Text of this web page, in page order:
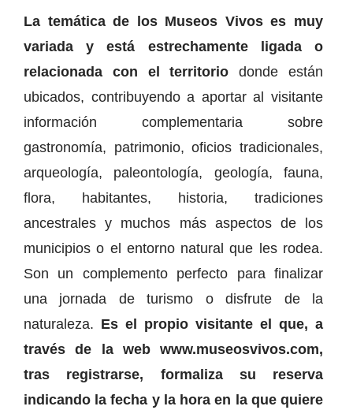
La temática de los Museos Vivos es muy
variada y está estrechamente ligada o
relacionada con el territoriodonde están
ubicados, contribuyendo a aportar al visitante
información complementaria sobre
gastronomía, patrimonio, oficios tradicionales,
arqueología, paleontología, geología, fauna,
flora, habitantes, historia, tradiciones
ancestrales y muchos más aspectos de los
municipios o el entorno natural que les rodea.
Son un complemento perfecto para finalizar
una jornada de turismo o disfrute de la
naturaleza. Es el propio visitante el que, a
través de la web www.museosvivos.com,
tras registrarse, formaliza su reserva
indicando la fecha y la hora en la que quiere